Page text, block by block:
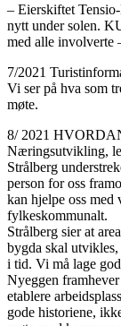
– Eierskiftet
nytt under solen.
med alle involverte
7/2021
Vi ser på hva som
møte.
8/ 2021
Næringsutvikling,
Strålberg
person for oss
kan hjelpe oss med
fylkeskommunalt.
Strålberg sier at
bygda skal
i tid. Vi må lage
Nyeggen
etablere
gode historiene,